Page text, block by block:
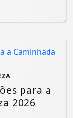
para a
2026